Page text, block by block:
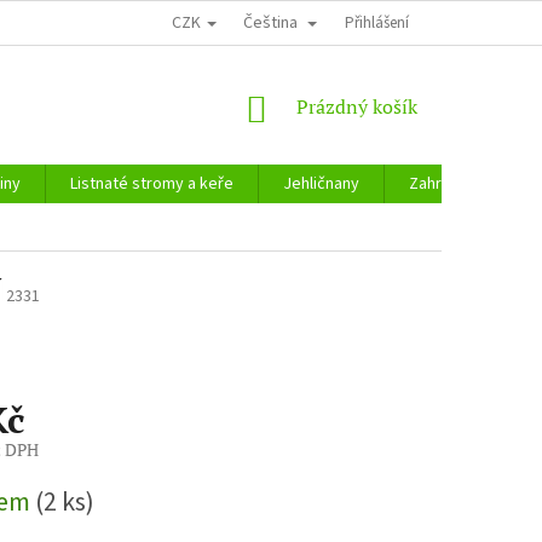
CZK Čeština Přihlášení
NÁKUPNÍ
Prázdný košík
Listnaté stromy a keře Jehličnany
Zahradnické
2331
DPH
(2 ks)